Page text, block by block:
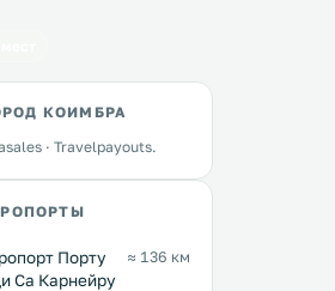
КОИМБРА
· Travelpayouts.
Порту
Са Карнейру
≈ 136 км